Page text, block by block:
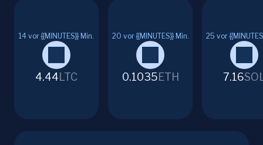
14 vor {{MINUTES}} Min.
4.44LTC
20 vor {{MINUTES}} Min.
0.1035ETH
25 vor
7.16